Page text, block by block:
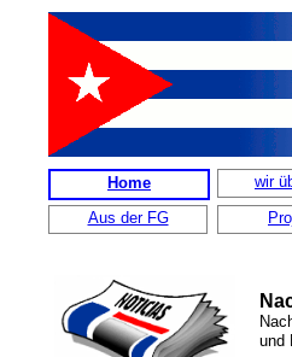
Home wir
Aus der FG
und